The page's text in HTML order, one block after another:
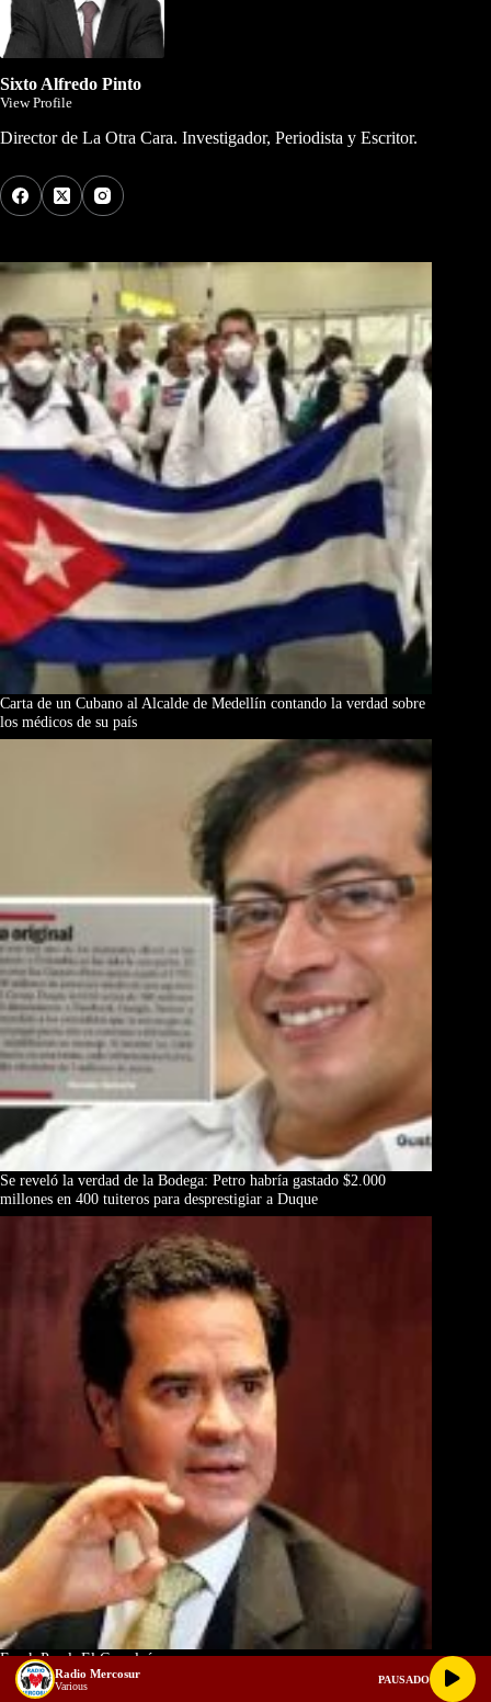
Sixto Alfredo Pinto
View Profile
Director de La Otra Cara. Investigador, Periodista y Escritor.
Carta de un Cubano al Alcalde de Medellín contando la verdad sobre
los médicos de su país
Se reveló la verdad de la Bodega: Petro habría gastado $2.000
millones en 400 tuiteros para desprestigiar a Duque
Frank Pearl, El Camaleón
Radio Mercosur
Various
PAUSADO